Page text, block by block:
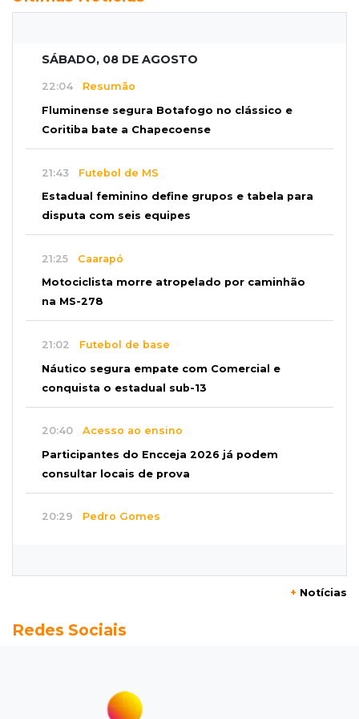
SÁBADO, 08 DE AGOSTO
22:04 Resumão
Fluminense segura Botafogo no clássico e
Coritiba bate a Chapecoense
21:43 Futebol de MS
Estadual feminino define grupos e tabela para
disputa com seis equipes
21:25 Caarapó
Motociclista morre atropelado por caminhão
na MS-278
21:02 Futebol de base
Náutico segura empate com Comercial e
conquista o estadual sub-13
20:40 Acesso ao ensino
Participantes do Encceja 2026 já podem
consultar locais de prova
20:29 Pedro Gomes
Pantanal treina em Goiânia antes de jogo que
Campeonato Brasileiro
Remo busca empate com Atlético-MG e segue
+ Notícias
Redes Sociais